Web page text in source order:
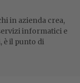
in azienda crea,
informatici e
è il punto di